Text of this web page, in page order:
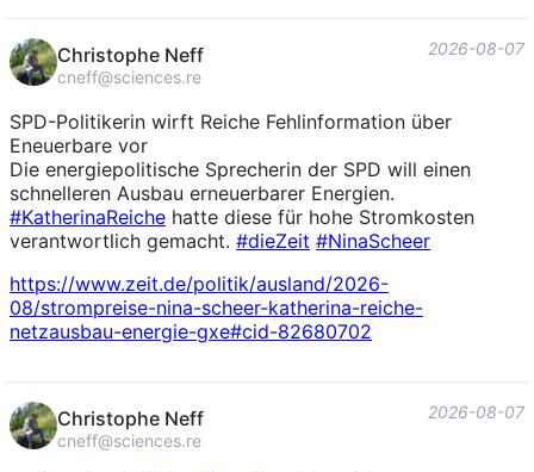
Christophe Neff
cneff@sciences.re
2026-08-07
SPD-Politikerin wirft Reiche Fehlinformation über
Eneuerbare vor
Die energiepolitische Sprecherin der SPD will einen
schnelleren Ausbau erneuerbarer Energien.
#KatherinaReiche hatte diese für hohe Stromkosten
verantwortlich gemacht. #dieZeit #NinaScheer
https://www.zeit.de/politik/ausland/2026-
08/strompreise-nina-scheer-katherina-reiche-
netzausbau-energie-gxe#cid-82680702
Christophe Neff
cneff@sciences.re
2026-08-07